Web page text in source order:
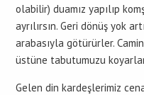
olabilir) duamız yapılıp
ayrılırsın. Geri dönüş yok
arabasıyla götürürler.
üstüne tabutumuzu
Gelen din kardeşlerimiz